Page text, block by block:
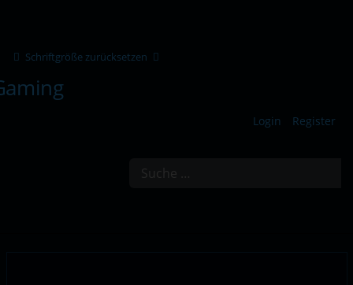
Schriftgröße zurücksetzen
Login Register